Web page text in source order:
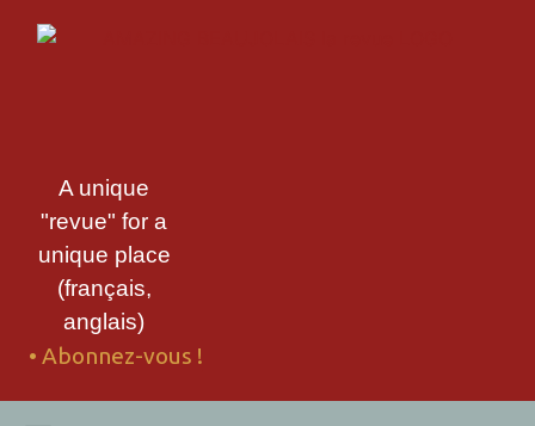
A unique
"revue" for a
unique place
(français,
anglais)
• Abonnez-vous !